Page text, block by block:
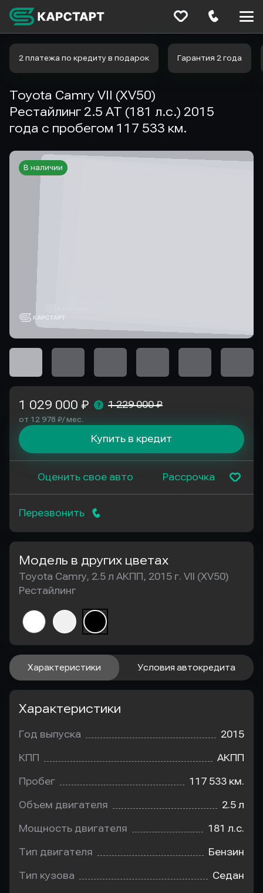
2 платежа по кредиту в подарок Гарантия 2 года
Toyota Camry VII (XV50)
Рестайлинг 2.5 AT (181 л.с.) 2015
года с пробегом 117 533 км.
В наличии
1 029 000 ₽ 1 229 000 ₽
от 12 978 ₽/ мес.
Купить в кредит
Оценить свое авто Рассрочка
Перезвонить
Модель в других цветах
Toyota Camry, 2.5 л АКПП, 2015 г. VII (XV50)
Рестайлинг
Характеристики Условия автокредита
Характеристики
Год выпуска 2015
КПП АКПП
Пробег 117 533 км.
Объем двигателя 2.5 л
Мощность двигателя 181 л.с.
Тип двигателя Бензин
Тип кузова Седан